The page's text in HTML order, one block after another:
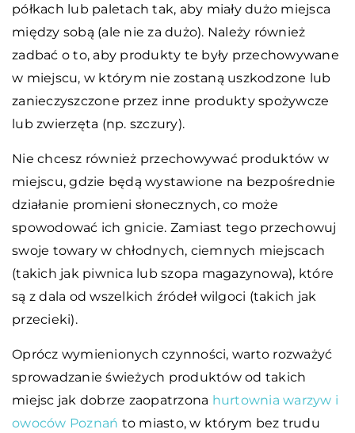
półkach lub paletach tak, aby miały dużo miejsca
między sobą (ale nie za dużo). Należy również
zadbać o to, aby produkty te były przechowywane
w miejscu, w którym nie zostaną uszkodzone lub
zanieczyszczone przez inne produkty spożywcze
lub zwierzęta (np. szczury).
Nie chcesz również przechowywać produktów w
miejscu, gdzie będą wystawione na bezpośrednie
działanie promieni słonecznych, co może
spowodować ich gnicie. Zamiast tego przechowuj
swoje towary w chłodnych, ciemnych miejscach
(takich jak piwnica lub szopa magazynowa), które
są z dala od wszelkich źródeł wilgoci (takich jak
przecieki).
Oprócz wymienionych czynności, warto rozważyć
sprowadzanie świeżych produktów od takich
miejsc jak dobrze zaopatrzona hurtownia warzyw i
owoców Poznań to miasto, w którym bez trudu